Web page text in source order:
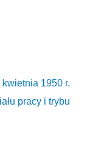
1950 r.
pracy i trybu